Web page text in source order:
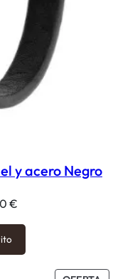
y acero Negro
€El
precio
es: